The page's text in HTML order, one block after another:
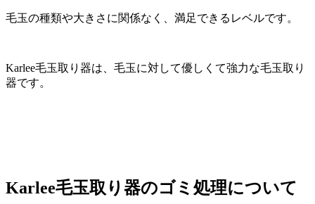
毛玉の種類や大きさに関係なく、満足できるレベルです。
Karlee毛玉取り器は、毛玉に対して優しくて強力な毛玉取り
器です。
Karlee毛玉取り器のゴミ処理について